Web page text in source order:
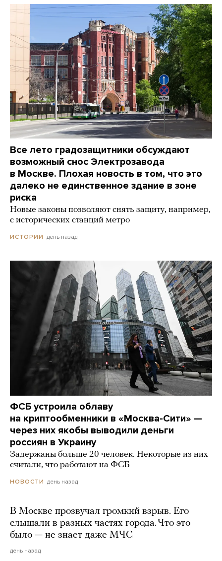
Все лето градозащитники обсуждают
возможный снос Электрозавода
в Москве. Плохая новость в том, что это
далеко не единственное здание в зоне
риска
Новые законы позволяют снять защиту, например,
с исторических станций метро
ИСТОРИИ день назад
ФСБ устроила облаву
на криптообменники в «Москва-Сити» —
через них якобы выводили деньги
россиян в Украину
Задержаны больше 20 человек. Некоторые из них
считали, что работают на ФСБ
НОВОСТИ день назад
В Москве прозвучал громкий взрыв. Его
слышали в разных частях города. Что это
было — не знает даже МЧС
день назад